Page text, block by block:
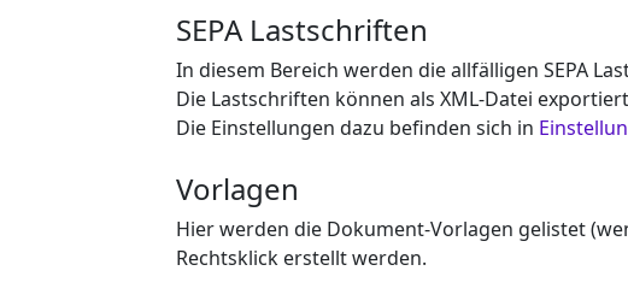
SEPA Lastschriften
In diesem Bereich werden die allfälligen SEPA
Die Lastschriften können als XML-Datei
Die Einstellungen dazu befinden sich in
Vorlagen
Hier werden die Dokument-Vorlagen gelistet
Rechtsklick erstellt werden.